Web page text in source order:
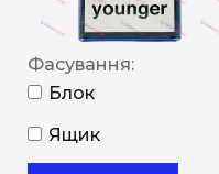
Фасування:
Блок
Ящик